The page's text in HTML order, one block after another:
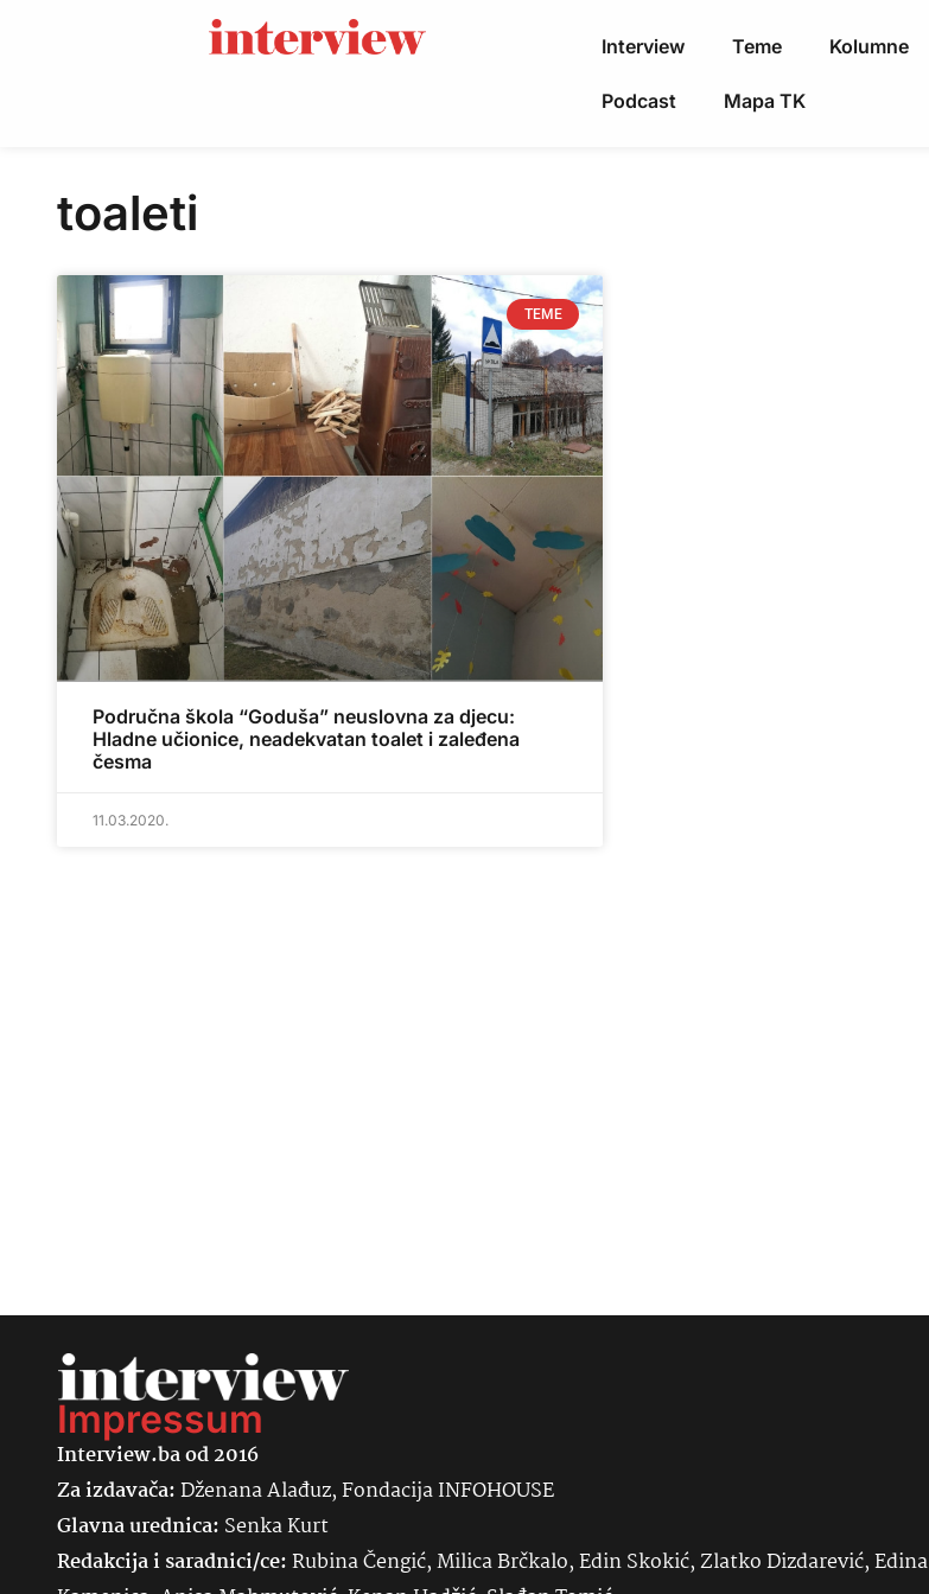
Interview Teme Kolumne
Podcast Mapa TK
toaleti
TEME
Područna škola “Goduša” neuslovna za djecu:
Hladne učionice, neadekvatan toalet i zaleđena
česma
11.03.2020.
Impressum
Interview.ba od 2016
Za izdavača:Dženana Alađuz, Fondacija INFOHOUSE
Glavna urednica: SenkaKurt
Redakcija i saradnici/ce:Rubina Čengić, Milica Brčkalo, Edin Skokić, Zlatko Dizdarević, Edina